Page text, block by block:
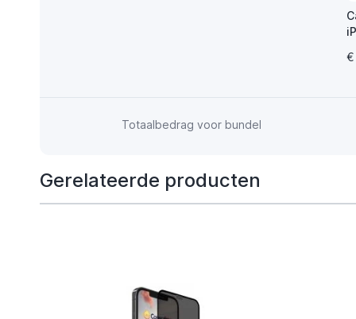
€
Totaalbedrag voor bundel
Gerelateerde producten